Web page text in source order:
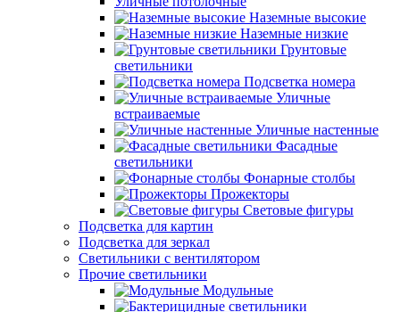
Наземные высокие
Наземные низкие
Грунтовые
светильники
Подсветка номера
Уличные
встраиваемые
Уличные настенные
Фасадные
светильники
Фонарные столбы
Прожекторы
Световые фигуры
Подсветка для картин
Подсветка для зеркал
Светильники с вентилятором
Прочие светильники
Модульные